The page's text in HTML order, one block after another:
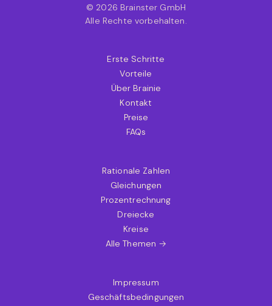
© 2026 Brainster GmbH
Alle Rechte vorbehalten.
Erste Schritte
Vorteile
Über Brainie
Kontakt
Preise
FAQs
Rationale Zahlen
Gleichungen
Prozentrechnung
Dreiecke
Kreise
Alle Themen →
Impressum
Geschäftsbedingungen